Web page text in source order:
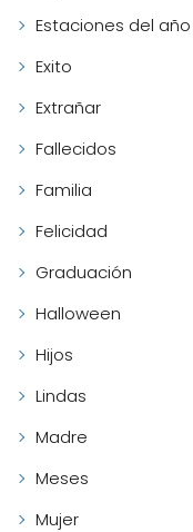
Estaciones del año
Exito
Extrañar
Fallecidos
Familia
Felicidad
Graduación
Halloween
Hijos
Lindas
Madre
Meses
Mujer